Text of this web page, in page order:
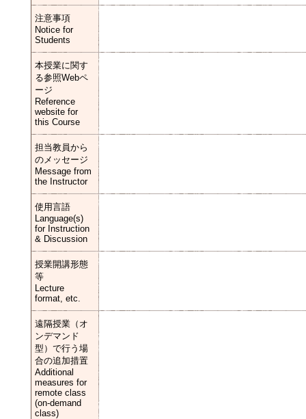
注意事項
Notice for
Students
本授業に関す
る参照Webペ
ージ
Reference
website for
this Course
担当教員から
のメッセージ
Message from
the Instructor
使用言語
Language(s)
for Instruction
& Discussion
授業開講形態
等
Lecture
format, etc.
遠隔授業（オ
ンデマンド
型）で行う場
合の追加措置
Additional
measures for
remote class
(on-demand
class)